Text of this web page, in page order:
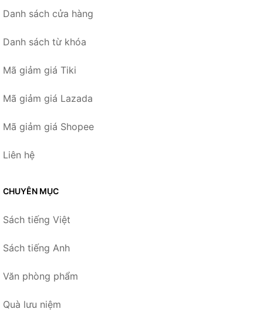
Danh sách cửa hàng
Danh sách từ khóa
Mã giảm giá Tiki
Mã giảm giá Lazada
Mã giảm giá Shopee
Liên hệ
CHUYÊN MỤC
Sách tiếng Việt
Sách tiếng Anh
Văn phòng phẩm
Quà lưu niệm